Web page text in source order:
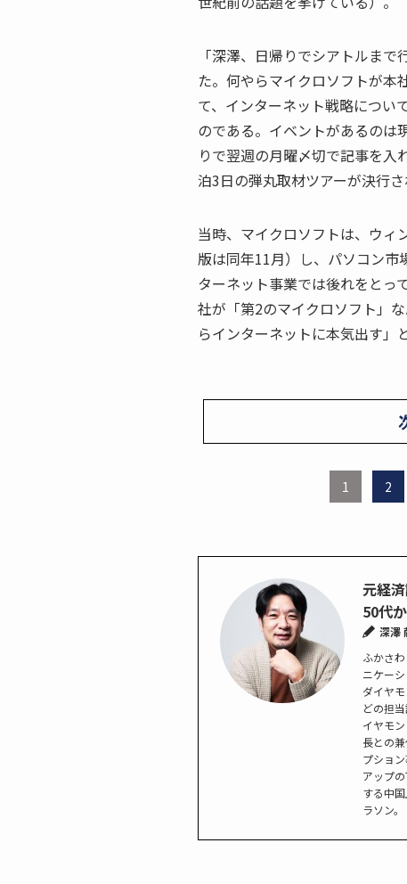
「深澤、日帰りでシアトルま
た。何やらマイクロソフトが本
て、インターネット戦略につい
のである。イベントがあるのは
りで翌週の月曜〆切で記事を入
泊3日の弾丸取材ツアーが決行さ
当時、マイクロソフトは、ウィ
版は同年11月）し、パソコン
ターネット事業では後れをとっ
社が「第2のマイクロソフト」
らインターネットに本気出す」
1 2
元経
50代
深澤
ふかさ
ニケー
ダイヤ
どの担
イヤモ
長との
プショ
アップ
する中
ラソン。